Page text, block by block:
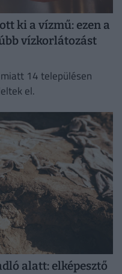
ki a vízmű: ezen a
vízkorlátozást
14 településen
el.
alatt: elképesztő